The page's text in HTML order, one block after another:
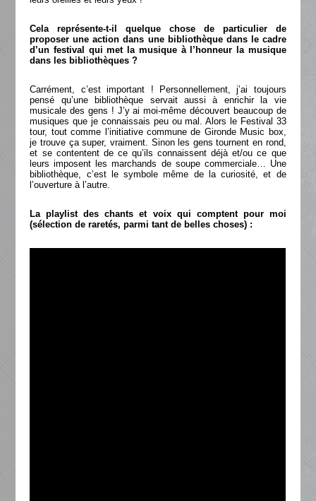
Cela représente-t-il quelque chose de particulier de
proposer une action dans une bibliothèque dans le cadre
d’un festival qui met la musique à l’honneur la musique
dans les bibliothèques ?
Carrément, c’est important ! Personnellement, j’ai toujours
pensé qu’une bibliothèque servait aussi à enrichir la vie
musicale des gens ! J’y ai moi-même découvert beaucoup de
musiques que je connaissais peu ou mal. Alors le Festival 33
tour, tout comme l’initiative commune de Gironde Music box,
je trouve ça super, vraiment. Sinon les gens tournent en rond,
et se contentent de ce qu’ils connaissent déjà et/ou ce que
leurs imposent les marchands de soupe commerciale… Une
bibliothèque, c’est le symbole même de la curiosité, et de
l’ouverture à l’autre.
La playlist des chants et voix qui comptent pour moi
(sélection de raretés, parmi tant de belles choses) :